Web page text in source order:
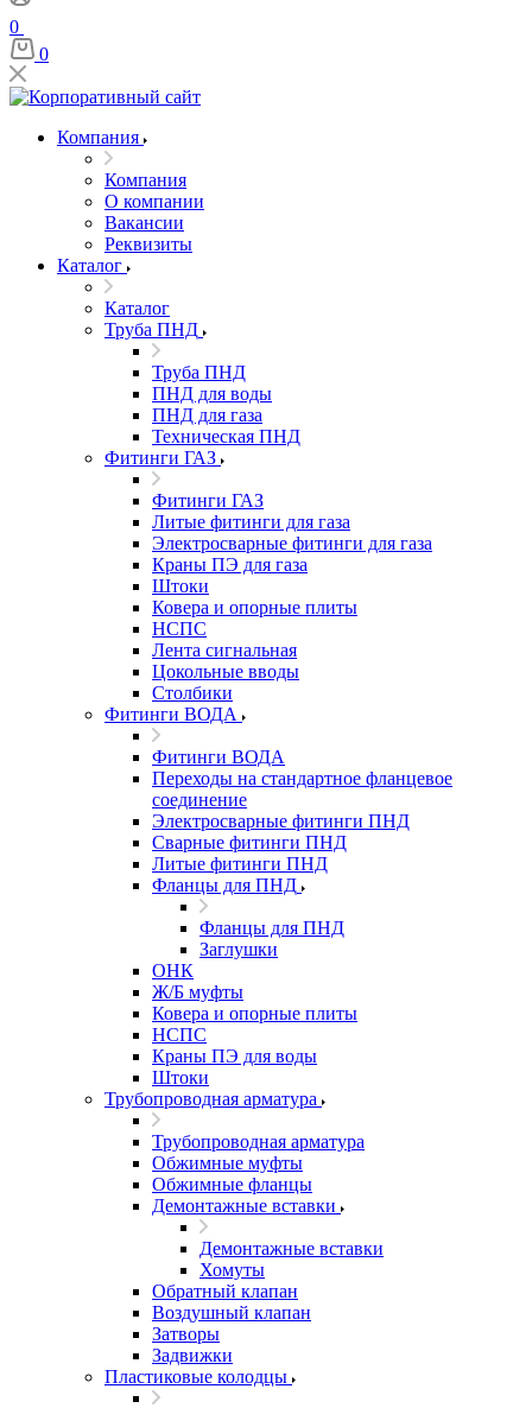
0
0
Компания
Компания
О компании
Вакансии
Реквизиты
Каталог
Каталог
Труба ПНД
Труба ПНД
ПНД для воды
ПНД для газа
Техническая ПНД
Фитинги ГАЗ
Фитинги ГАЗ
Литые фитинги для газа
Электросварные фитинги для газа
Краны ПЭ для газа
Штоки
Ковера и опорные плиты
НСПС
Лента сигнальная
Цокольные вводы
Столбики
Фитинги ВОДА
Фитинги ВОДА
Переходы на стандартное фланцевое
соединение
Электросварные фитинги ПНД
Сварные фитинги ПНД
Литые фитинги ПНД
Фланцы для ПНД
Фланцы для ПНД
Заглушки
ОНК
Ж/Б муфты
Ковера и опорные плиты
НСПС
Краны ПЭ для воды
Штоки
Трубопроводная арматура
Трубопроводная арматура
Обжимные муфты
Обжимные фланцы
Демонтажные вставки
Демонтажные вставки
Хомуты
Обратный клапан
Воздушный клапан
Затворы
Задвижки
Пластиковые колодцы